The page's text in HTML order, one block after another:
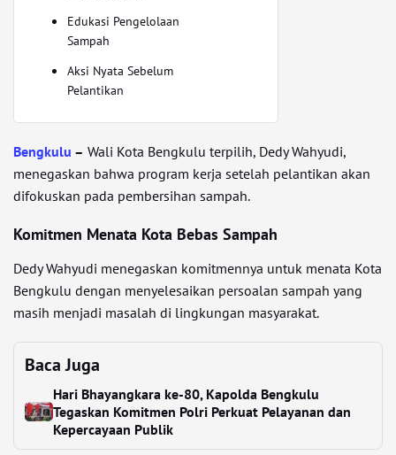
Edukasi Pengelolaan
Sampah
Aksi Nyata Sebelum
Pelantikan
Bengkulu – Wali Kota Bengkulu terpilih, Dedy Wahyudi,
menegaskan bahwa program kerja setelah pelantikan akan
difokuskan pada pembersihan sampah.
Komitmen Menata Kota Bebas Sampah
Dedy Wahyudi menegaskan komitmennya untuk menata Kota
Bengkulu dengan menyelesaikan persoalan sampah yang
masih menjadi masalah di lingkungan masyarakat.
Baca Juga
Hari Bhayangkara ke-80, Kapolda Bengkulu
Tegaskan Komitmen Polri Perkuat Pelayanan dan
Kepercayaan Publik